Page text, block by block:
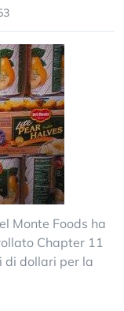
Monte Foods ha
Chapter 11
di dollari per la